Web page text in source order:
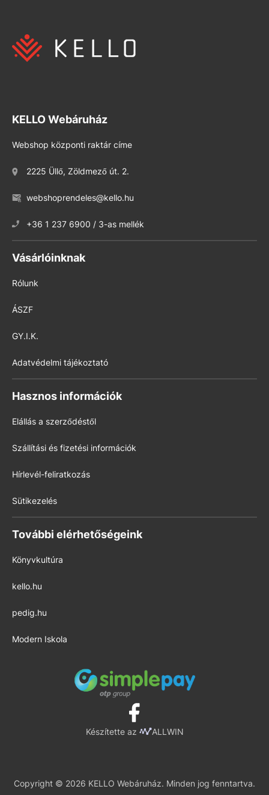
KELLO Webáruház
Webshop központi raktár címe
2225 Üllő, Zöldmező út. 2.
webshoprendeles@kello.hu
+36 1 237 6900 / 3-as mellék
Vásárlóinknak
Rólunk
ÁSZF
GY.I.K.
Adatvédelmi tájékoztató
Hasznos információk
Elállás a szerződéstől
Szállítási és fizetési információk
Hírlevél-feliratkozás
Sütikezelés
További elérhetőségeink
Könyvkultúra
kello.hu
pedig.hu
Modern Iskola
Készítette az ALLWIN
Copyright © 2026 KELLO Webáruház. Minden jog fenntartva.